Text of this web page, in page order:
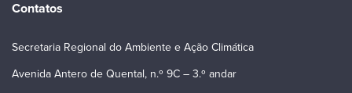
Contatos
Secretaria Regional do Ambiente e Ação Climática
Avenida Antero de Quental, n.º 9C – 3.º andar